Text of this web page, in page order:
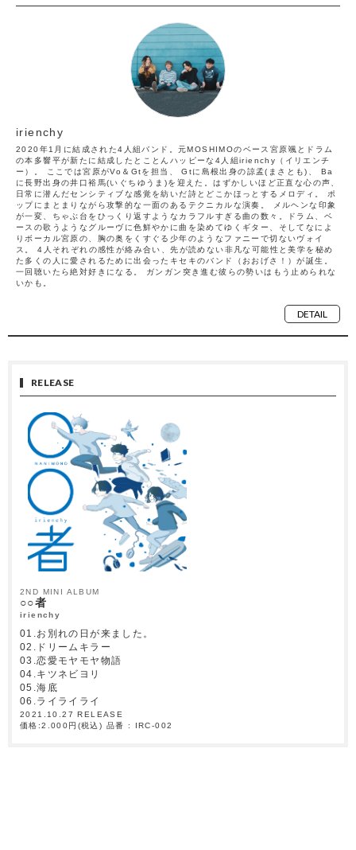
irienchy
2020年1月に結成された4人組バンド。元MOSHIMOのベース宮原颯とドラム
の本多響平が新たに結成したとことんハッピーな4人組irienchy（イリエンチ
ー）。 ここでは宮原がVo＆Gtを担当、 Gtに島根出身の諒孟(まさとも)、 Ba
に長野出身の井口裕馬(いぐちゆうま)を迎えた。はずかしいほど正直な心の声、
日常に潜んだセンシティブな感覚を紡いだ詩とどこかほっとするメロディ。 ポ
ップにまとまりながら攻撃的な一面のあるテクニカルな演奏。 メルヘンな印象
が一変、ちゃぶ台をひっくり返すようなカラフルすぎる曲の数々。ドラム、ベ
ースの歌うようなグルーヴに色鮮やかに曲を染めてゆくギター、そしてなによ
りボーカル宮原の、胸の奥をくすぐる少年のようなファニーで切ないヴォイ
ス。 4人それぞれの感性が絡み合い、先が読めない非凡な可能性と美学を秘め
た多くの人に愛されるために出会ったキセキのバンド（おおげさ！）が誕生。
一回聴いたら絶対好きになる。 ガンガン突き進む彼らの勢いはもう止められな
いかも。
DETAIL
RELEASE
2ND MINI ALBUM
○○者
irienchy
01.お別れの日が来ました。
02.ドリームキラー
03.恋愛モヤモヤ物語
04.キツネビヨリ
05.海底
06.ライライライ
2021.10.27 RELEASE
価格:2.000円(税込) 品番 : IRC-002